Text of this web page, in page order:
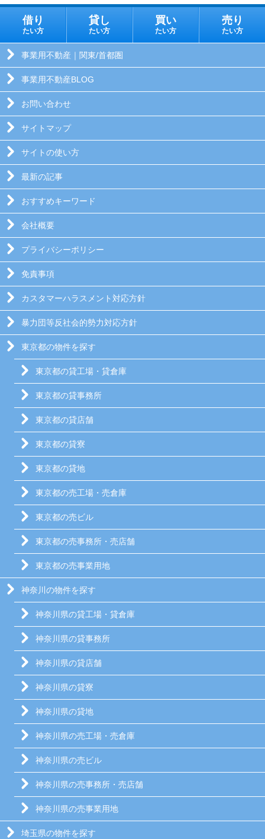
借り
たい方
貸し
たい方
買い
たい方
売り
たい方
事業用不動産｜関東/首都圏
事業用不動産BLOG
お問い合わせ
サイトマップ
サイトの使い方
最新の記事
おすすめキーワード
会社概要
プライバシーポリシー
免責事項
カスタマーハラスメント対応方針
暴力団等反社会的勢力対応方針
東京都の物件を探す
東京都の貸工場・貸倉庫
東京都の貸事務所
東京都の貸店舗
東京都の貸寮
東京都の貸地
東京都の売工場・売倉庫
東京都の売ビル
東京都の売事務所・売店舗
東京都の売事業用地
神奈川の物件を探す
神奈川県の貸工場・貸倉庫
神奈川県の貸事務所
神奈川県の貸店舗
神奈川県の貸寮
神奈川県の貸地
神奈川県の売工場・売倉庫
神奈川県の売ビル
神奈川県の売事務所・売店舗
神奈川県の売事業用地
埼玉県の物件を探す